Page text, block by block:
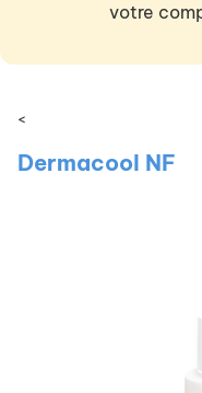
votre
<
Dermacool NF